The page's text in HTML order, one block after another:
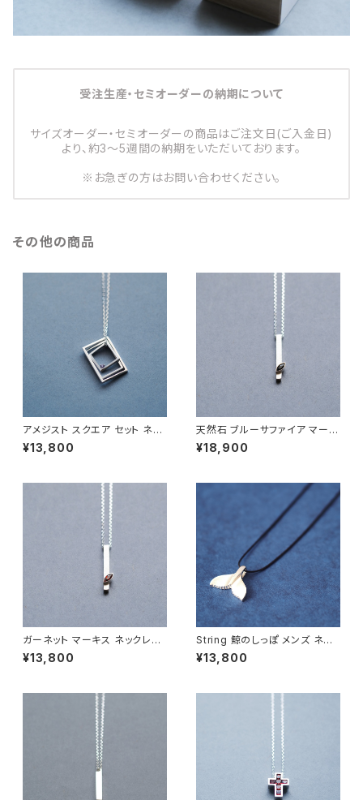
受注生産・セミオーダーの納期について
サイズオーダー・セミオーダーの商品はご注文日(ご入金日)
より、約3～5週間の納期をいただいております。
※お急ぎの方はお問い合わせください。
その他の商品
アメジスト スクエア セット ネッ
クレス シルバー925 メンズ ユ
ニセックス
¥13,800
天然石 ブルーサファイア マーキ
ス ネックレス シルバー925 9月
誕生石 メンズ ユニセックス
¥18,900
ガーネット マーキス ネックレス
シルバー925 1月誕生石 メンズ
ユニセックス
¥13,800
String 鯨のしっぽ メンズ ネッ
クレス シルバー925
¥13,800